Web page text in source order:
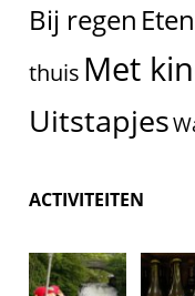
Bij regen
thuis Met
Uitstapjes
ACTIVITEITEN